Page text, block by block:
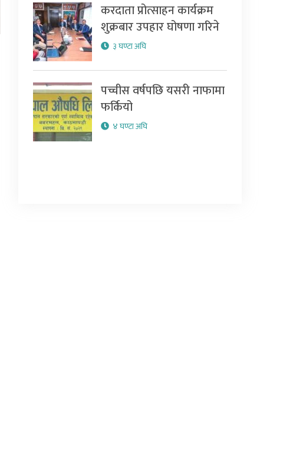
करदाता प्रोत्साहन कार्यक्रम
शुक्रबार उपहार घोषणा गरिने
३ घण्टा अघि
पच्चीस वर्षपछि यसरी नाफामा
फर्कियो
४ घण्टा अघि